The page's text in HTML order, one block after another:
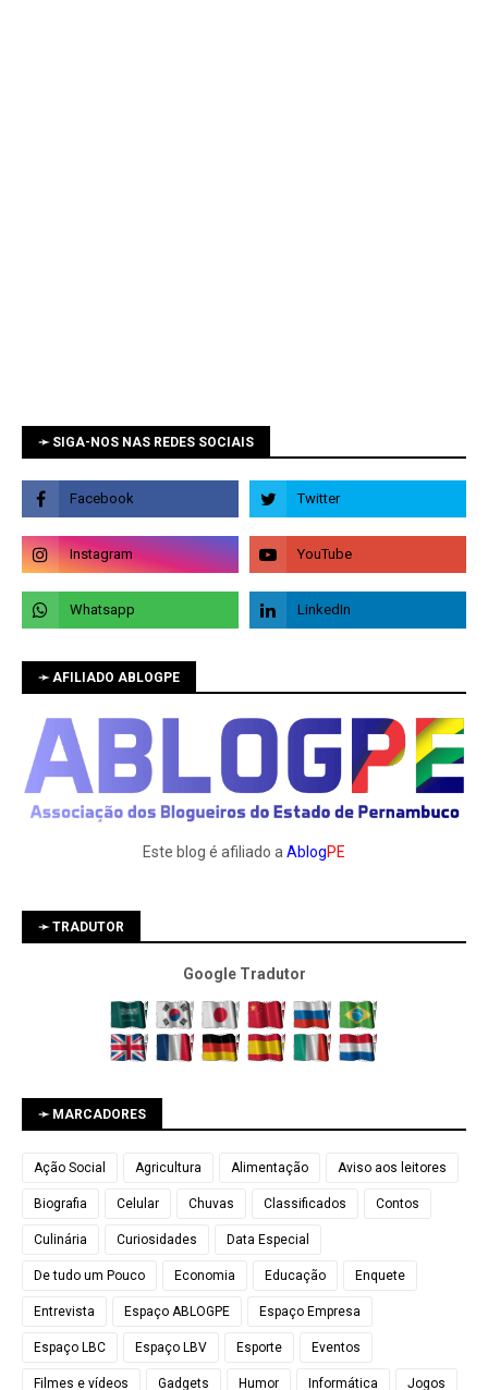
➛ SIGA-NOS NAS REDES SOCIAIS
➛ AFILIADO ABLOGPE
Este blog é afiliado a AblogPE
➛ TRADUTOR
Google Tradutor
➛ MARCADORES
Ação Social Agricultura Alimentação Aviso aos leitores
Biografia Celular Chuvas Classificados Contos
Culinária Curiosidades Data Especial
De tudo um Pouco Economia Educação Enquete
Entrevista Espaço ABLOGPE Espaço Empresa
Espaço LBC Espaço LBV Esporte Eventos
Filmes e vídeos Gadgets Humor Informática Jogos